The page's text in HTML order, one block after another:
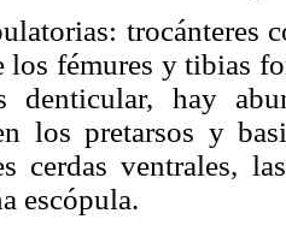
trocánteres
los fémures y tibias
denticular, hay
los pretarsos y
cerdas ventrales,
escópula.